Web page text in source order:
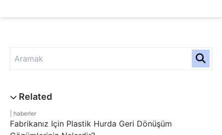
haberler
Fabrikanız Için Plastik Hurda Geri Dönüşüm